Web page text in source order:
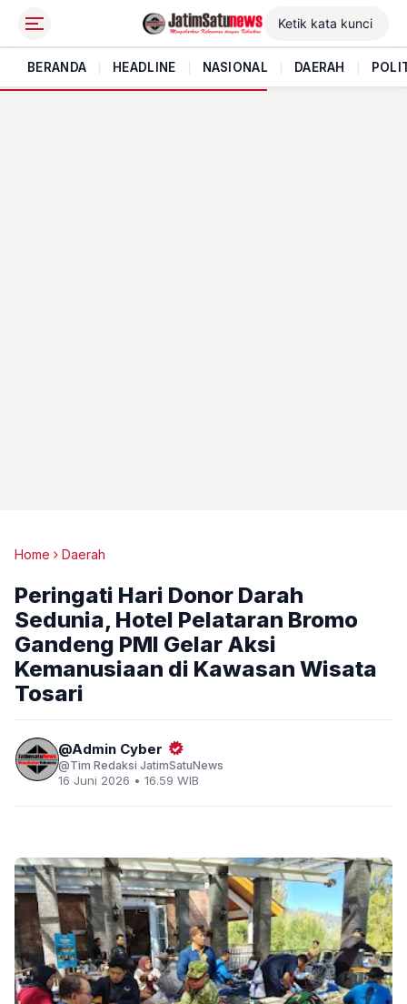
BERANDA HEADLINE NASIONAL DAERAH
Home Daerah
Peringati Hari Donor Darah
Sedunia, Hotel Pelataran Bromo
Gandeng PMI Gelar Aksi
Kemanusiaan di Kawasan Wisata
Tosari
Admin Cyber
Tim Redaksi JatimSatuNews
16 Juni 2026 • 16.59 WIB